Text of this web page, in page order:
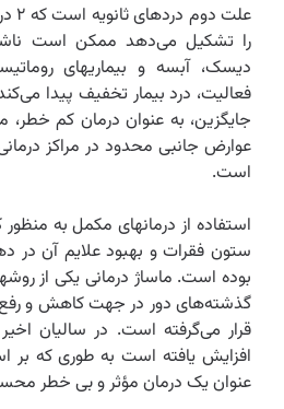
را تشکیل می‌دهد ممکن است
دیسک، آبسه و بیماریهای
فعالیت، درد بیمار تخفیف پیدا
جایگزین، به عنوان درمان کم خطر،
عوارض جانبی محدود در مراکز
است.
استفاده از درمانهای مکمل به
ستون فقرات و بهبود علایم آن در
بوده است. ماساژ درمانی یکی از
گذشته‌های دور در جهت کاهش و رفع
قرار می‌گرفته است. در سالیان
افزایش یافته است به طوری که
عنوان یک درمان مؤثر و بی خطر